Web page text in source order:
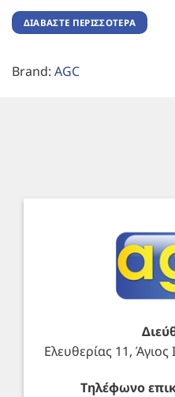
ΔΙΑΒΆΣΤΕ ΠΕΡΙΣΣΌΤΕΡΑ
Brand: AGC
Ελευθερίας 11,
Τηλέφωνο